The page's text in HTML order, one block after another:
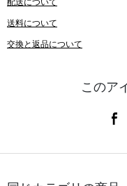
配送について
送料について
交換と返品について
このア